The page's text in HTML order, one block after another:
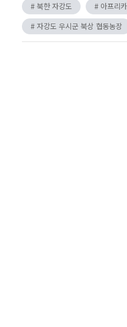
# 북한 자강도 # 아프리
# 자강도 우시군 북상 협동농장